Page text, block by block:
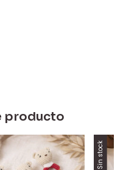
producto
Sin stock